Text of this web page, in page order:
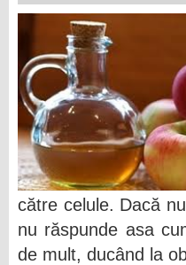
către celule. Dacă
nu răspunde asa
de mult, ducând la